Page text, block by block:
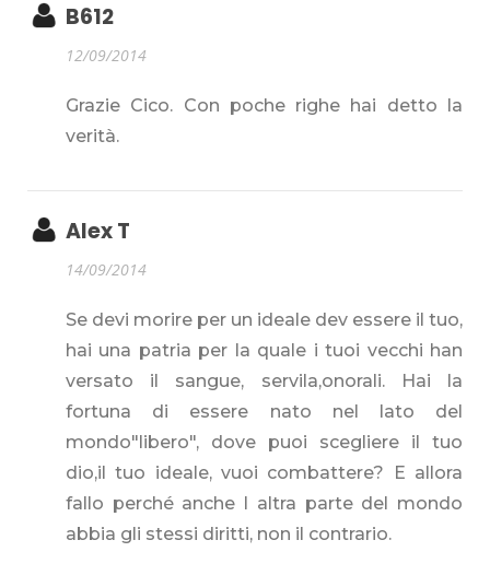
B612
12/09/2014
Grazie Cico. Con poche righe hai detto la
verità.
Alex T
14/09/2014
Se devi morire per un ideale dev essere il tuo,
hai una patria per la quale i tuoi vecchi han
versato il sangue, servila,onorali. Hai la
fortuna di essere nato nel lato del
mondo"libero", dove puoi scegliere il tuo
dio,il tuo ideale, vuoi combattere? E allora
fallo perché anche l altra parte del mondo
abbia gli stessi diritti, non il contrario.